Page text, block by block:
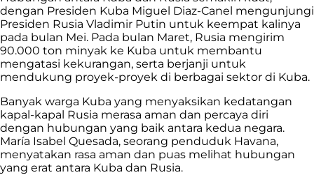
dengan Presiden Kuba Miguel Diaz-Canel mengunjungi
Presiden Rusia Vladimir Putin untuk keempat kalinya
pada bulan Mei. Pada bulan Maret, Rusia mengirim
90.000 ton minyak ke Kuba untuk membantu
mengatasi kekurangan, serta berjanji untuk
mendukung proyek-proyek di berbagai sektor di Kuba.
Banyak warga Kuba yang menyaksikan kedatangan
kapal-kapal Rusia merasa aman dan percaya diri
dengan hubungan yang baik antara kedua negara.
María Isabel Quesada, seorang penduduk Havana,
menyatakan rasa aman dan puas melihat hubungan
yang erat antara Kuba dan Rusia.